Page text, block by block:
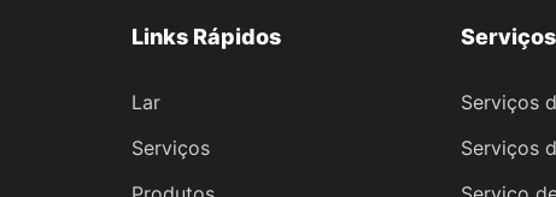
Links Rápidos
Lar
Serviços
Serviços
Serviços
Serviços